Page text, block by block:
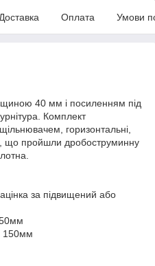
Доставка Оплата Умови
40 мм і посиленням під
Комплект
горизонтальні,
що пройшли дробоструминну
за підвищений або
150мм